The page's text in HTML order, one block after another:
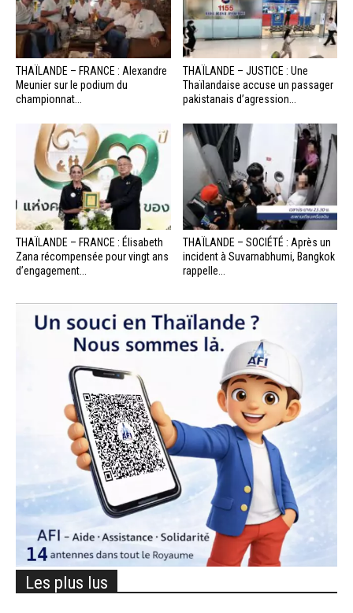
THAÏLANDE – FRANCE : Alexandre
Meunier sur le podium du
championnat...
THAÏLANDE – JUSTICE : Une
Thaïlandaise accuse un passager
pakistanais d’agression...
THAÏLANDE – FRANCE : Élisabeth
Zana récompensée pour vingt ans
d’engagement...
THAÏLANDE – SOCIÉTÉ : Après un
incident à Suvarnabhumi, Bangkok
rappelle...
Les plus lus